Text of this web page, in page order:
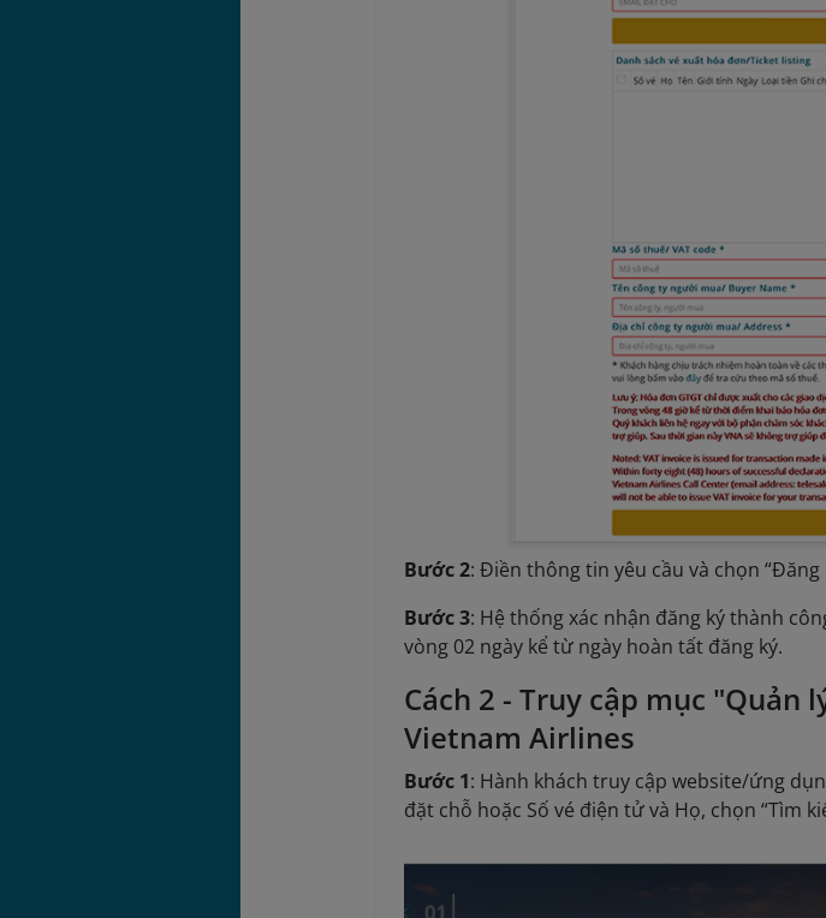
Bước 2: Điền thông tin yêu cầu và chọn “Đăng
Bước 3: Hệ thống xác nhận đăng ký thành
vòng 02 ngày kể từ ngày hoàn tất đăng ký.
Cách 2 - Truy cập mục
Vietnam Airlines
Bước 1: Hành khách truy cập website/ứng
đặt chỗ hoặc Số vé điện tử và Họ, chọn “Tìm